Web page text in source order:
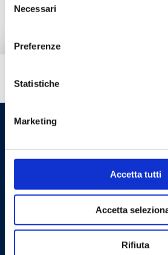
delNecessari
Preferenze
Statistiche
Marketing
Accetta tutti
Accetta
Rifiuta
Cookie Policy